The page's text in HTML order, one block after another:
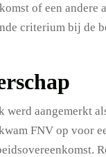
of een
criterium bij
aangemerkt
FNV op voor